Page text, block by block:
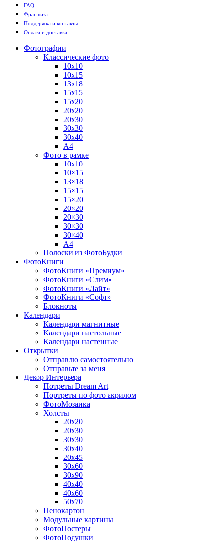
FAQ
Франшиза
Поддержка и контакты
Оплата и доставка
Фотографии
Классические фото
10х10
10х15
13х18
15х15
15х20
20х20
20х30
30х30
30х40
А4
Фото в рамке
10х10
10×15
13×18
15×15
15×20
20×20
20×30
30×30
30×40
A4
Полоски из ФотоБудки
ФотоКниги
ФотоКниги «Премиум»
ФотоКниги «Слим»
ФотоКниги «Лайт»
ФотоКниги «Софт»
Блокноты
Календари
Календари магнитные
Календари настольные
Календари настенные
Открытки
Отправлю самостоятельно
Отправьте за меня
Декор Интерьера
Потреты Dream Art
Портреты по фото акрилом
ФотоМозаика
Холсты
20х20
20х30
30х30
30х40
20х45
30х60
30х90
40х40
40х60
50х70
Пенокартон
Модульные картины
ФотоПостеры
ФотоПодушки